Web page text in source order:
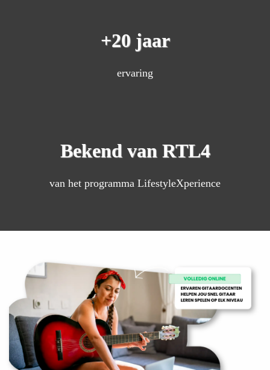
+20 jaar
ervaring
Bekend van RTL4
van het programma LifestyleXperience